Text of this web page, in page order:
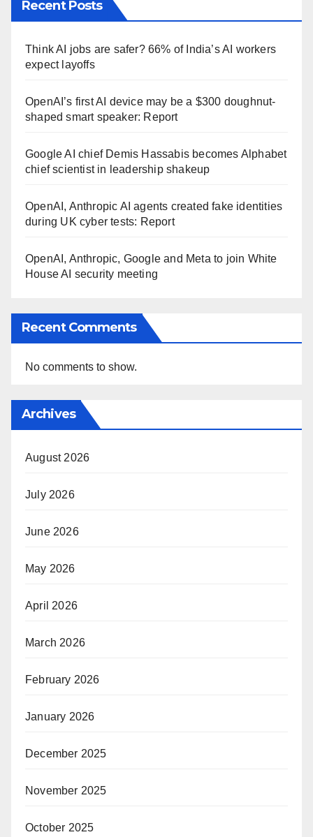
Recent Posts
Think AI jobs are safer? 66% of India’s AI workers
expect layoffs
OpenAI’s first AI device may be a $300 doughnut-
shaped smart speaker: Report
Google AI chief Demis Hassabis becomes Alphabet
chief scientist in leadership shakeup
OpenAI, Anthropic AI agents created fake identities
during UK cyber tests: Report
OpenAI, Anthropic, Google and Meta to join White
House AI security meeting
Recent Comments
No comments to show.
Archives
August 2026
July 2026
June 2026
May 2026
April 2026
March 2026
February 2026
January 2026
December 2025
November 2025
October 2025